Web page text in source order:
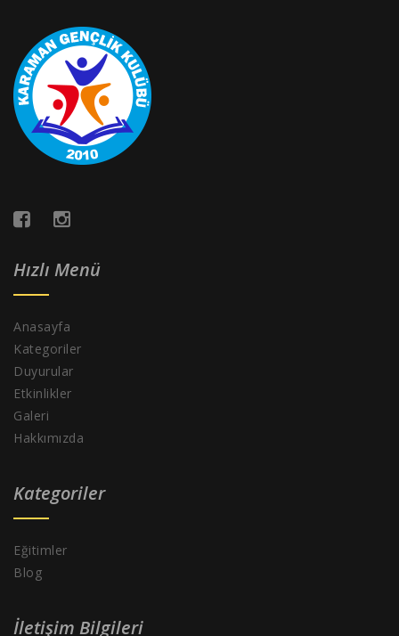
Hızlı Menü
Anasayfa
Kategoriler
Duyurular
Etkinlikler
Galeri
Hakkımızda
Kategoriler
Eğitimler
Blog
İletişim Bilgileri